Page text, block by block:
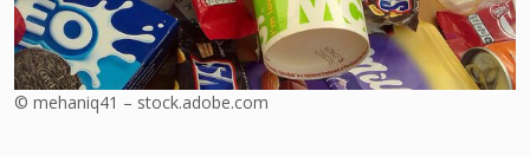
© mehaniq41 – stock.adobe.com